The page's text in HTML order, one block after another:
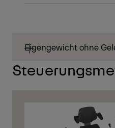
Eigengewicht ohne